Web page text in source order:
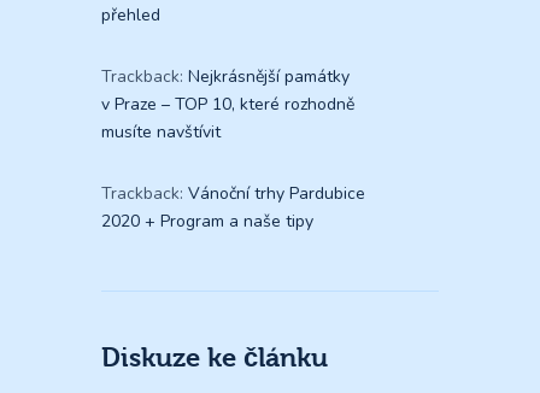
přehled
Trackback: Nejkrásnější památky
v Praze – TOP 10, které rozhodně
musíte navštívit
Trackback: Vánoční trhy Pardubice
2020 + Program a naše tipy
Diskuze ke článku